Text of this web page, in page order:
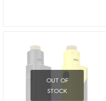
OUT OF
STOCK